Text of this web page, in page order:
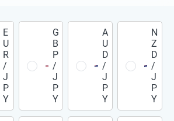
E
U
R
/
J
P
Y
G
B
P
/
J
P
Y
A
U
D
/
J
P
Y
N
Z
D
/
J
P
Y